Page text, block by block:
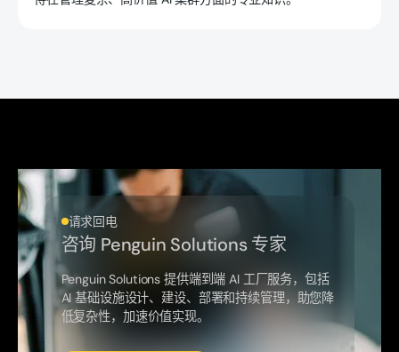
请求回电
咨询 Penguin Solutions 专家
Penguin Solutions 提供端到端 AI 工厂服务，包括
AI 基础设施设计、建设、部署和持续管理，助您降
低复杂性，加速价值实现。